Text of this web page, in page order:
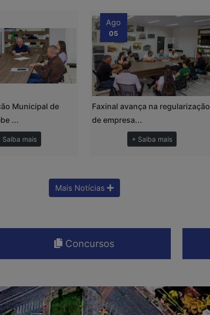
Municipal de
...
Saiba mais
Ago
05
Faxinal avança na regularização
de empresa...
+ Saiba mais
Mais Notícias
Concursos